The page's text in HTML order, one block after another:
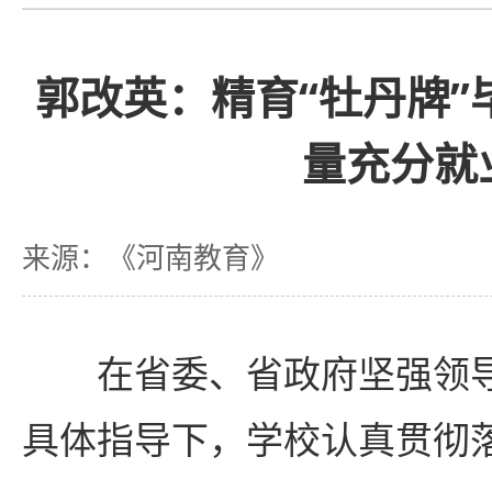
郭改英：精育“牡丹牌
量充分就
来源：《河南教育》
在省委、省政府坚强领
具体指导下，学校认真贯彻